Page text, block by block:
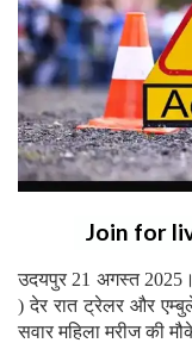
Join for
उदयपुर 21 अगस्त
) देर रात ट्रेलर और
सवार महिला मरीज की